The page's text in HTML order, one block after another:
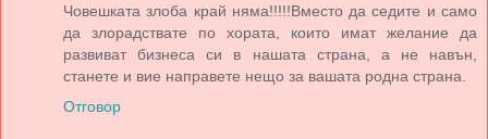
Човешката злоба край няма!!!!!Вместо да седите и само
да злорадствате по хората, които имат желание да
развиват бизнеса си в нашата страна, а не навън,
станете и вие направете нещо за вашата родна страна.
Отговор